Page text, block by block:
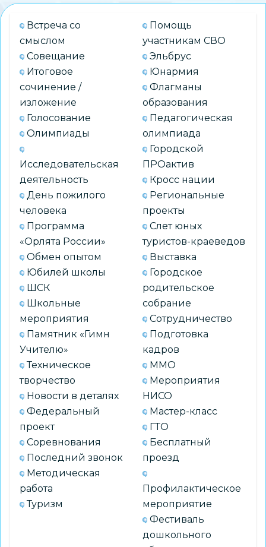
успешно
написали
%
выпускников
Встреча со
смыслом
Совещание
Итоговое
сочинение /
изложение
Голосование
Олимпиады
Исследовательская
деятельность
День пожилого
человека
Программа
«Орлята России»
Обмен опытом
Юбилей школы
ШСК
Школьные
мероприятия
Памятник «Гимн
Учителю»
Техническое
творчество
Новости в деталях
Федеральный
проект
Соревнования
Последний звонок
Методическая
работа
Туризм
Помощь
участникам СВО
Эльбрус
Юнармия
Флагманы
образования
Педагогическая
олимпиада
Городской
ПРОактив
Кросс нации
Региональные
проекты
Слет юных
туристов-краеведов
Выставка
Городское
родительское
собрание
Сотрудничество
Подготовка
кадров
ММО
Мероприятия
НИСО
Мастер-класс
ГТО
Бесплатный
проезд
Профилактическое
мероприятие
Фестиваль
дошкольного